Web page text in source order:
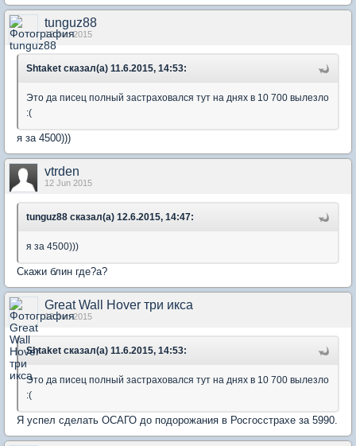
tunguz88
12 Jun 2015
Shtaket сказал(а) 11.6.2015, 14:53:
Это да писец полный застраховался тут на днях в 10 700 вылезло
:(
я за 4500)))
vtrden
12 Jun 2015
tunguz88 сказал(а) 12.6.2015, 14:47:
я за 4500)))
Скажи блин где?а?
Great Wall Hover три икса
13 Jun 2015
Shtaket сказал(а) 11.6.2015, 14:53:
Это да писец полный застраховался тут на днях в 10 700 вылезло
:(
Я успел сделать ОСАГО до подорожания в Росгосстрахе за 5990.